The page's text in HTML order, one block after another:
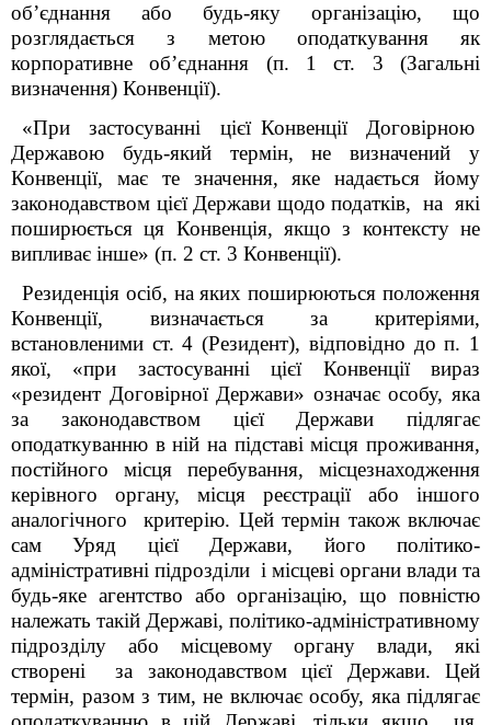
об’єднання або будь-яку організацію, що
розглядається з метою оподаткування як
корпоративне об’єднання (п. 1 ст. 3 (Загальні
визначення) Конвенції).
«При застосуванні цієї Конвенції Договірною
Державою будь-який термін, не визначений у
Конвенції, має те значення, яке надається йому
законодавством цієї Держави щодо податків, на які
поширюється ця Конвенція, якщо з контексту не
випливає інше» (п. 2 ст. 3 Конвенції).
Резиденція осіб, на яких поширюються положення
Конвенції, визначається за критеріями,
встановленими ст. 4 (Резидент), відповідно до п. 1
якої, «при застосуванні цієї Конвенції вираз
«резидент Договірної Держави» означає особу, яка
за законодавством цієї Держави підлягає
оподаткуванню в ній на підставі місця проживання,
постійного місця перебування, місцезнаходження
керівного органу, місця реєстрації або іншого
аналогічного критерію. Цей термін також включає
сам Уряд цієї Держави, його політико-
адміністративні підрозділи і місцеві органи влади та
будь-яке агентство або організацію, що повністю
належать такій Державі, політико-адміністративному
підрозділу або місцевому органу влади, які
створені за законодавством цієї Держави. Цей
термін, разом з тим, не включає особу, яка підлягає